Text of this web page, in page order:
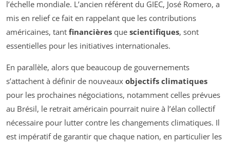
l’échelle mondiale. L’ancien référent du GIEC, José Romero, a
mis en relief ce fait en rappelant que les contributions
américaines, tant financières que scientifiques, sont
essentielles pour les initiatives internationales.
En parallèle, alors que beaucoup de gouvernements
s’attachent à définir de nouveaux objectifs climatiques
pour les prochaines négociations, notamment celles prévues
au Brésil, le retrait américain pourrait nuire à l’élan collectif
nécessaire pour lutter contre les changements climatiques. Il
est impératif de garantir que chaque nation, en particulier les